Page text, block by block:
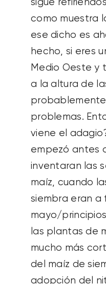
sigue
como muestra
ese dicho es
hecho, si eres
Medio Oeste y
a la altura de
problemas.
viene el
empezó antes
inventaran las
maíz, cuando
siembra eran a
mayo/
las plantas de
mucho más
del maíz de
adopción del